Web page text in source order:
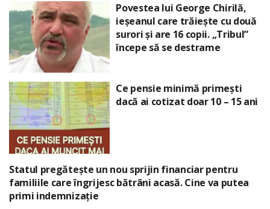
Povestea lui George Chirilă,
ieșeanul care trăiește cu două
surori și are 16 copii. „Tribul”
începe să se destrame
Ce pensie minimă primești
dacă ai cotizat doar 10 – 15 ani
Statul pregătește un nou sprijin financiar pentru
familiile care îngrijesc bătrâni acasă. Cine va putea
primi indemnizație